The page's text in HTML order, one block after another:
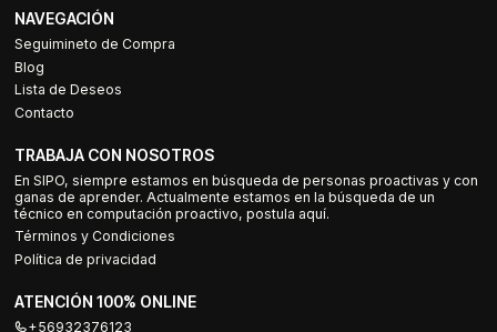
NAVEGACIÓN
Seguimineto de Compra
Blog
Lista de Deseos
Contacto
TRABAJA CON NOSOTROS
En SIPO, siempre estamos en búsqueda de personas proactivas y con
ganas de aprender. Actualmente estamos en la búsqueda de un
técnico en computación proactivo, postula aquí.
Términos y Condiciones
Política de privacidad
ATENCIÓN 100% ONLINE
+56932376123